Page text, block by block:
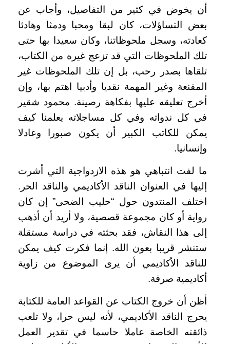
أن يخوض في كثير من التفاصيل، وأجاب عن
بعض التساؤلات، كان لبقا ومحبا ودمثا وهادئا
كعادته، وسجل ملحوظاتنا، وكان سعيدا بها حتى
تلك الملحوظات التي قد تزعج غيره من الكتاب،
تلقاها بصدر رحب، بل إن تلك الملحوظات غير
المقنعة وغير المهمة نقديا وأدبيا اهتم بها، وإن
أخرج تعليقه عليها بفكاهة رصينة. محمود شقير
في كل ندواته وفي كل مساجلاته يعلمنا كيف
يمكن للكاتب الكبير أن يكون صبورا وعادلا
وإنسانيا.
ما لفت انتباهي هو هذه الازدواجية التي أشرت
إليها في العنوان الناقد الأكاديمي والناقد الحر.
اختلف المنتدون حول “حليب الضحى” إن كان
رواية أو كان مجموعة قصصية، ولا أريد أن أذهب
إلى هذا النقاش، فقد بحثته في دراسة مستقلة
ستنشر قريبا بعون الله. إنما فكرت كيف يمكن
للناقد الأكاديمي أن يرى الموضوع من زاوية
أكاديمية صرفة.
أظن أن خروج الكتاب عن القواعد العامة للكتابة
يحرج الناقد الأكاديمي، لأنه ليس حرا، ولا تلعب
ذائقته الخاصة عاملا حاسما في تقدير العمل